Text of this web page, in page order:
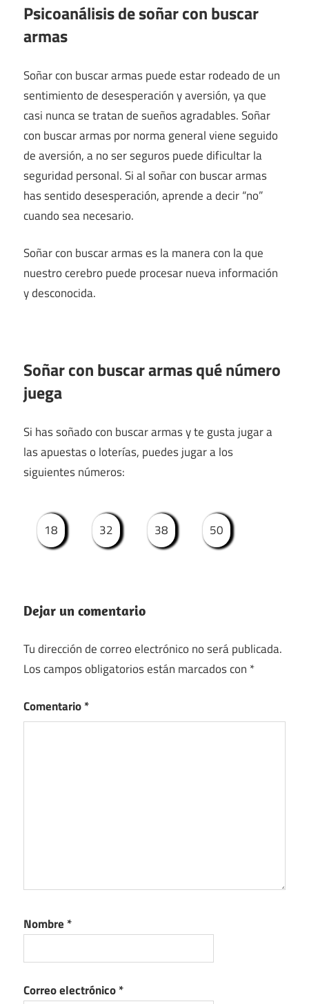
Psicoanálisis de soñar con buscar
armas
Soñar con buscar armas puede estar rodeado de un
sentimiento de desesperación y aversión, ya que
casi nunca se tratan de sueños agradables. Soñar
con buscar armas por norma general viene seguido
de aversión, a no ser seguros puede dificultar la
seguridad personal. Si al soñar con buscar armas
has sentido desesperación, aprende a decir “no”
cuando sea necesario.
Soñar con buscar armas es la manera con la que
nuestro cerebro puede procesar nueva información
y desconocida.
Soñar con buscar armas qué número
juega
Si has soñado con buscar armas y te gusta jugar a
las apuestas o loterías, puedes jugar a los
siguientes números:
18 32 38 50
Dejar un comentario
Tu dirección de correo electrónico no será publicada.
Los campos obligatorios están marcados con *
Comentario*
Nombre *
Correo electrónico*